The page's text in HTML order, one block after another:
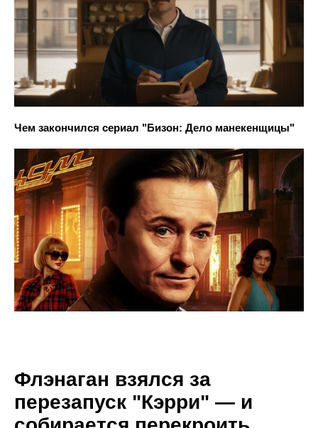
Чем закончился сериал "Бизон: Дело манекенщицы"
Флэнаган взялся за
перезапуск "Кэрри" — и